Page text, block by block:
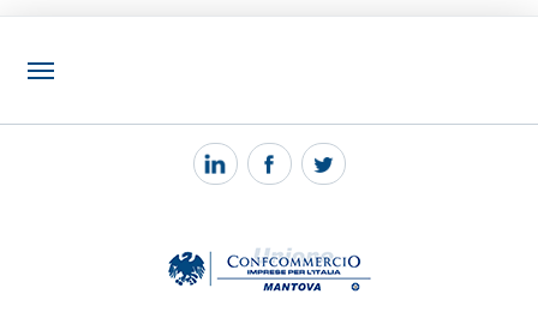
NOTIZIE
PEC MANTOVA MAIL